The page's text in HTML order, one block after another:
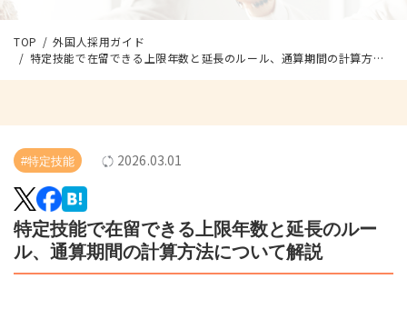
TOP
外国人採用ガイド
特定技能で在留できる上限年数と延長のルール、通算期間の計算方法について解説
#特定技能 2026.03.01
特定技能で在留できる上限年数と延長のルー
ル、通算期間の計算方法について解説